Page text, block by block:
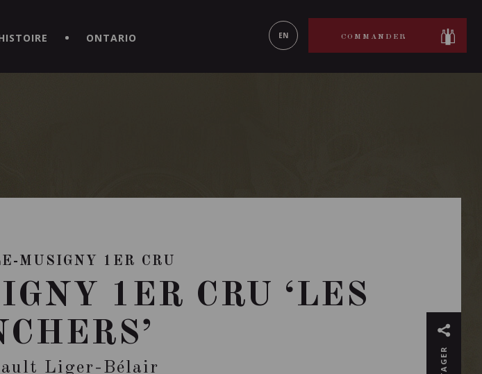
ONTARIO EN COMMANDER
MUSIGNY 1ER CRU
1ER CRU ‘LES
Liger-Bélair